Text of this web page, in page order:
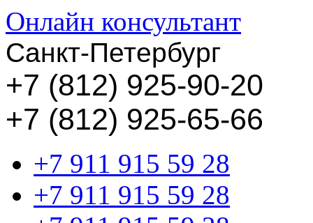
Онлайн консультант
Санкт-Петербург
+7 (812) 925-90-20
+7 (812) 925-65-66
+7 911 915 59 28
+7 911 915 59 28